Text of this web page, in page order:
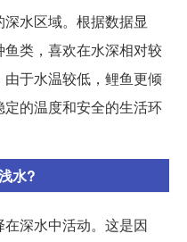
水区域。根据数据显
类，喜欢在水深相对较
于水温较低，鲤鱼更倾
的温度和安全的生活环
水?
深水中活动。这是因